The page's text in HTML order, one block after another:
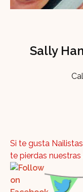
Sally
Si te gusta
te pierdas